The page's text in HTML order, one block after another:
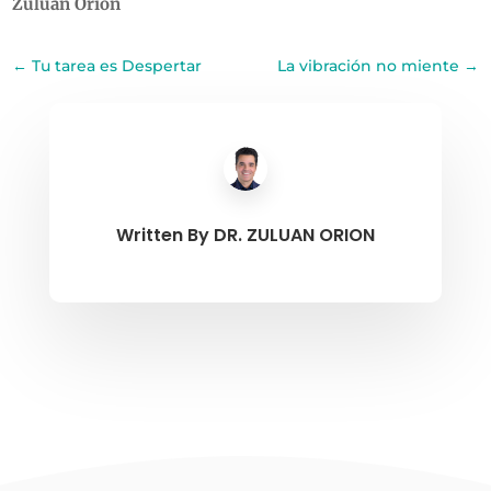
←Tu tarea es Despertar La vibración no miente →
Written By DR. ZULUAN ORION